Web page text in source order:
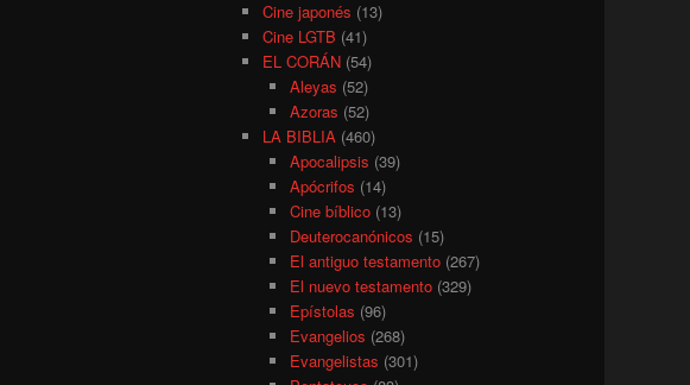
Cine japonés (13)
Cine LGTB (41)
EL CORÁN (54)
Aleyas (52)
Azoras (52)
LA BIBLIA (460)
Apocalipsis (39)
Apócrifos (14)
Cine bíblico(13)
Deuterocanónicos (15)
El antiguo testamento(267)
El nuevo testamento(329)
Epístolas (96)
Evangelios (268)
Evangelistas (301)